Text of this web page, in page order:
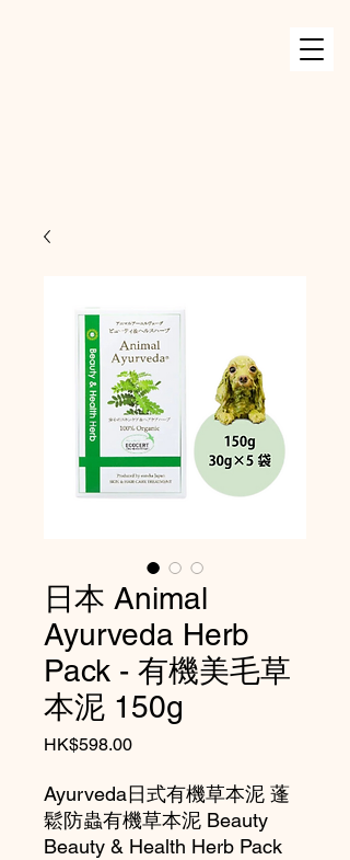
日本 Animal
Ayurveda Herb
Pack - 有機美毛草
本泥 150g
HK$598.00Price
Ayurveda日式有機草本泥 蓬
鬆防蟲有機草本泥 Beauty
Beauty & Health Herb Pack